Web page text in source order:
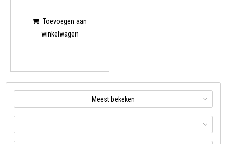
Toevoegen aan
winkelwagen
Meest bekeken